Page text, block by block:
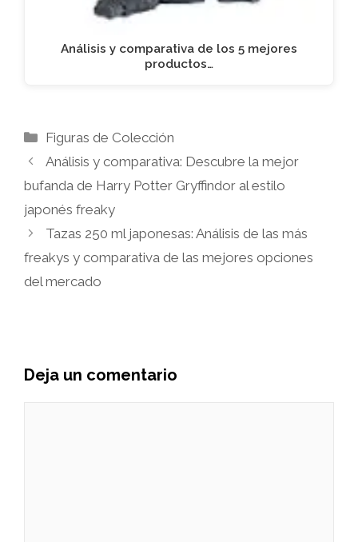
Análisis y comparativa de los 5 mejores
productos…
Categorías
Figuras de Colección
Análisis y comparativa: Descubre la mejor
bufanda de Harry Potter Gryffindor al estilo
japonés freaky
Tazas 250 ml japonesas: Análisis de las más
freakys y comparativa de las mejores opciones
del mercado
Deja un comentario